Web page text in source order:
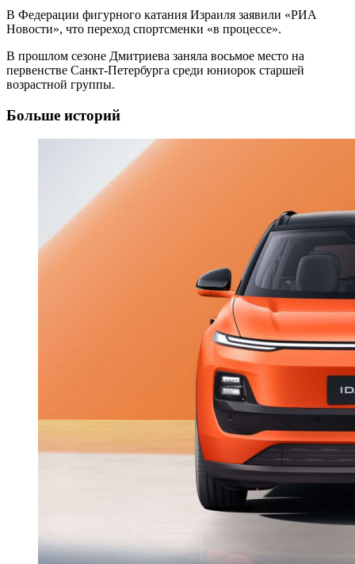
В Федерации фигурного катания Израиля заявили «РИА
Новости», что переход спортсменки «в процессе».
В прошлом сезоне Дмитриева заняла восьмое место на
первенстве Санкт-Петербурга среди юниорок старшей
возрастной группы.
Больше историй